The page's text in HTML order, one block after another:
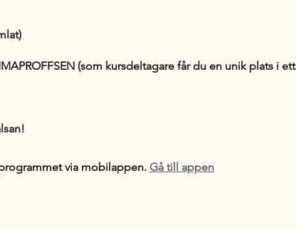
(som kursdeltagare får du en unik plats i ett
via mobilappen. Gå till appen